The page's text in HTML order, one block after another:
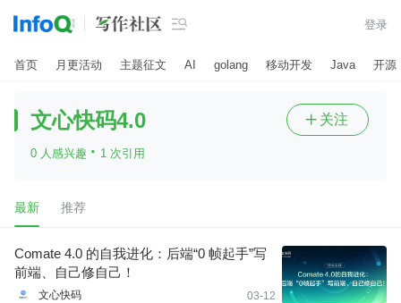
 登录
首页 月更活动 主题征文 AI golang 移动开发 Java 开源
文心快码4.0
0 人感兴趣 · 1 次引用
 关注
最新 推荐
Comate 4.0 的自我进化：后端“0 帧起手”写
前端、自己修自己！
文心快码 03-12